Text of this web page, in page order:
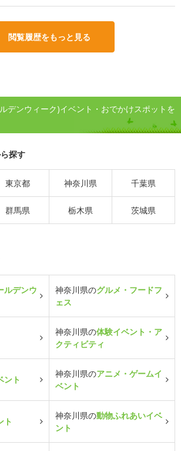
閲覧履歴をもっと見る
デンウィーク)イベント・おでかけスポットを
探す
東京都 神奈川県 千葉県
群馬県 栃木県 茨城県
ルデンウ
神奈川県のグルメ・フードフ
ェス
神奈川県の体験イベント・ア
クティビティ
ント
神奈川県のアニメ・ゲームイ
ベント
ト
神奈川県の動物ふれあいイベ
ント